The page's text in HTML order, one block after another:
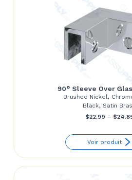
90° Sleeve Over
Brushed Nickel,
Black, Satin
$22.99 – $
Voir produit